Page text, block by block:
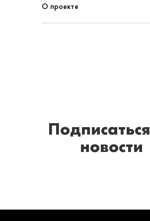
О проекте
Подписаться
новости